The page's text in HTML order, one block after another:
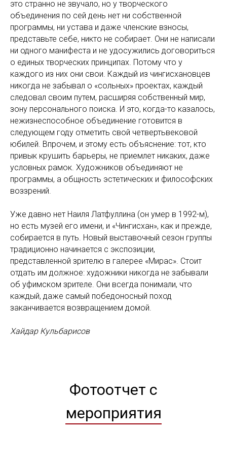
это странно не звучало, но у творческого
объединения по сей день нет ни собственной
программы, ни устава и даже членские взносы,
представьте себе, никто не собирает. Они не написали
ни одного манифеста и не удосужились договориться
о единых творческих принципах. Потому что у
каждого из них они свои. Каждый из чингисхановцев
никогда не забывал о «сольных» проектах, каждый
следовал своим путем, расширяя собственный мир,
зону персонального поиска. И это, когда-то казалось,
нежизнеспособное объединение готовится в
следующем году отметить свой четвертьвековой
юбилей. Впрочем, и этому есть объяснение: тот, кто
привык крушить барьеры, не приемлет никаких, даже
условных рамок. Художников объединяют не
программы, а общность эстетических и философских
воззрений.
Уже давно нет Наиля Латфуллина (он умер в 1992-м),
но есть музей его имени, и «Чингисхан», как и прежде,
собирается в путь. Новый выставочный сезон группы
традиционно начинается с экспозиции,
представленной зрителю в галерее «Мирас». Стоит
отдать им должное: художники никогда не забывали
об уфимском зрителе. Они всегда понимали, что
каждый, даже самый победоносный поход
заканчивается возвращением домой.
Хайдар Кульбарисов
Фотоотчет с
мероприятия